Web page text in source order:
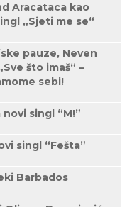
Aracataca kao
„Sjeti me se“
pauze, Neven
što imaš“ –
sebi!
singl “M!”
singl “Fešta”
Barbados